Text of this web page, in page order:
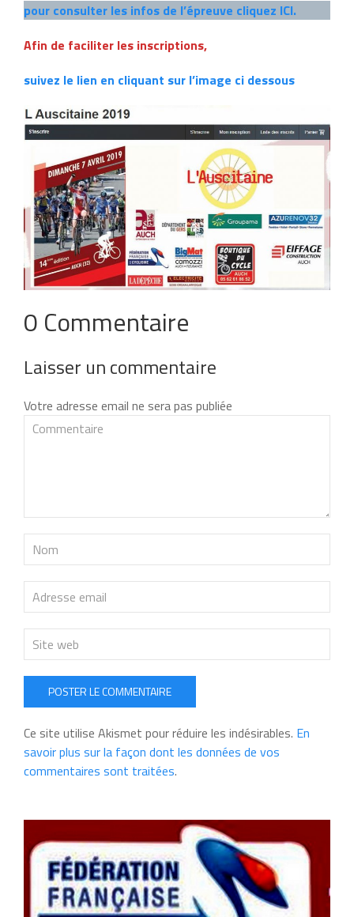
pour consulter les infos de l’épreuve cliquez ICI.
Afin de faciliter les inscriptions,
suivez le lien en cliquant sur l’image ci dessous
0 Commentaire
Laisser un commentaire
Votre adresse email ne sera pas publiée
POSTER LE COMMENTAIRE
Ce site utilise Akismet pour réduire les indésirables. En
savoir plus sur la façon dont les données de vos
commentaires sont traitées.